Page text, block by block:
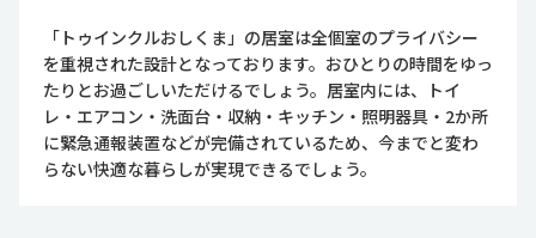
「トゥインクルおしくま」の居室は全個室のプライバシー
を重視された設計となっております。おひとりの時間をゆっ
たりとお過ごしいただけるでしょう。居室内には、トイ
レ・エアコン・洗面台・収納・キッチン・照明器具・2か所
に緊急通報装置などが完備されているため、今までと変わ
らない快適な暮らしが実現できるでしょう。